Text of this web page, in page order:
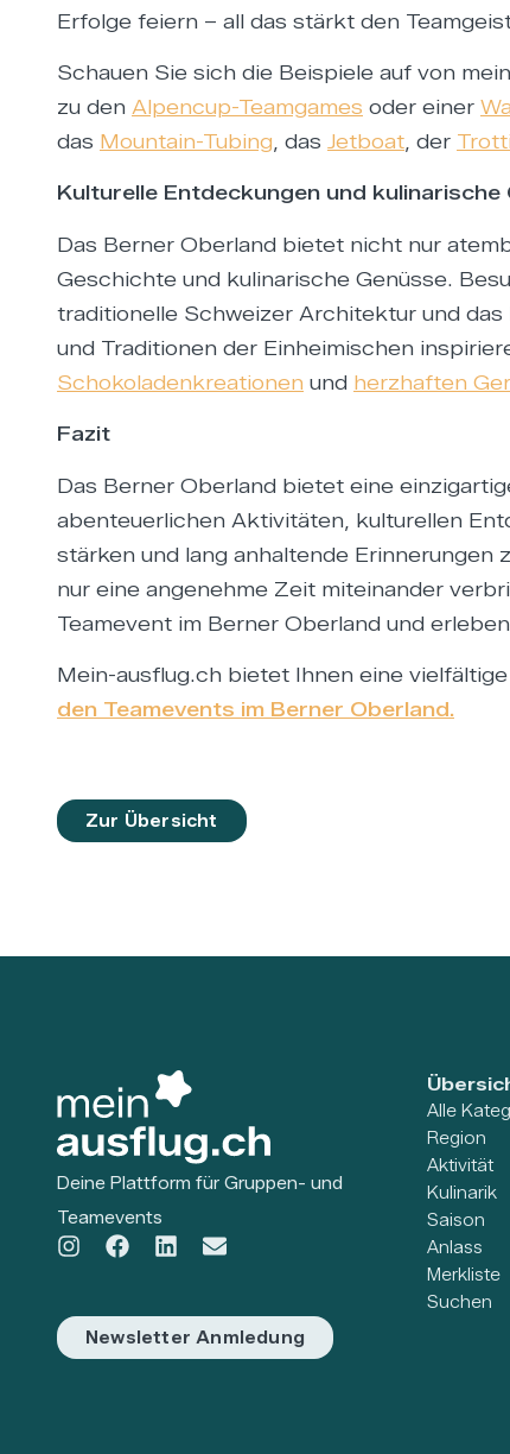
Erfolge feiern – all das stärkt den
Schauen Sie sich die Beispiele auf von
zu den Alpencup-Teamgames oder einer
das Mountain-Tubing , das Jetboat , der
Kulturelle Entdeckungen und kulinarische
Das Berner Oberland bietet nicht nur
Geschichte und kulinarische Genüsse.
traditionelle Schweizer Architektur und
und Traditionen der Einheimischen
Schokoladenkreationen und herzhaften
Fazit
Das Berner Oberland bietet eine
abenteuerlichen Aktivitäten, kulturellen
stärken und lang anhaltende
nur eine angenehme Zeit miteinander
Teamevent im Berner Oberland und
Mein-ausflug.ch bietet Ihnen eine
den Teamevents im Berner Oberland.
Zur Übersicht
Deine Plattform für Gruppen- und
Teamevents
Alle
Region
Aktivität
Kulinarik
Saison
Anlass
Merkliste
Suchen
Newsletter Anmledung